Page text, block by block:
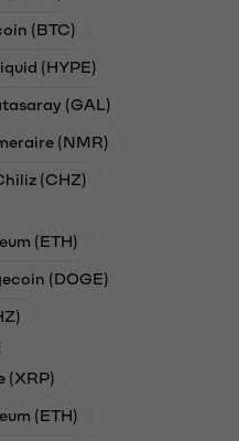
(BTC)
(HYPE)
(GAL)
(NMR)
(CHZ)
(ETH)
(DOGE)
(XRP)
(ETH)